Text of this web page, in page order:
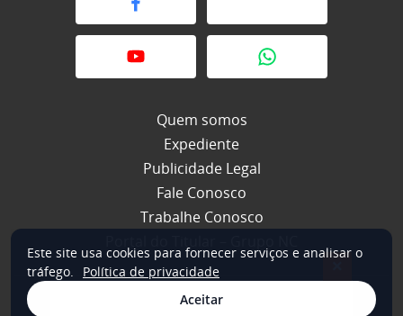
Quem somos
Expediente
Publicidade Legal
Fale Conosco
Trabalhe Conosco
© 2026 NSC Total. Todos os direitos reservados.
Este site usa cookies para fornecer serviços e analisar o
tráfego.
Política de privacidade
Aceitar